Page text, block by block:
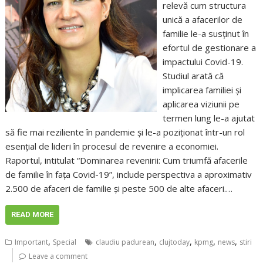
relevă cum structura
unică a afacerilor de
familie le-a susținut în
efortul de gestionare a
impactului Covid-19.
Studiul arată că
implicarea familiei și
aplicarea viziunii pe
termen lung le-a ajutat
să fie mai reziliente în pandemie și le-a poziționat într-un rol
esențial de lideri în procesul de revenire a economiei.
Raportul, intitulat “Dominarea revenirii: Cum triumfă afacerile
de familie în fața Covid-19”, include perspectiva a aproximativ
2.500 de afaceri de familie și peste 500 de alte afaceri.…
READ MORE
Important, Special claudiu padurean, clujtoday, kpmg, news, stiri
Leave a comment